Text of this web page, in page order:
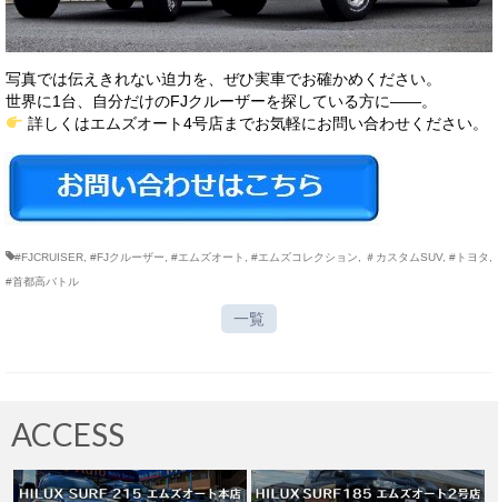
写真では伝えきれない迫力を、ぜひ実車でお確かめください。
世界に1台、自分だけのFJクルーザーを探している方に――。
詳しくはエムズオート4号店までお気軽にお問い合わせください。
#FJCRUISER #FJクルーザー #エムズオート #エムズコレクション ＃カスタムSUV, #トヨタ
#首都高バトル
一覧
ACCESS